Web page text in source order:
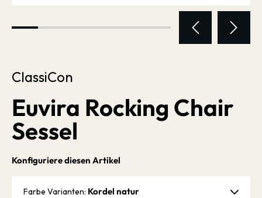
ClassiCon
Euvira Rocking Chair
Sessel
Konfiguriere diesen Artikel
Farbe Varianten: Kordel natur